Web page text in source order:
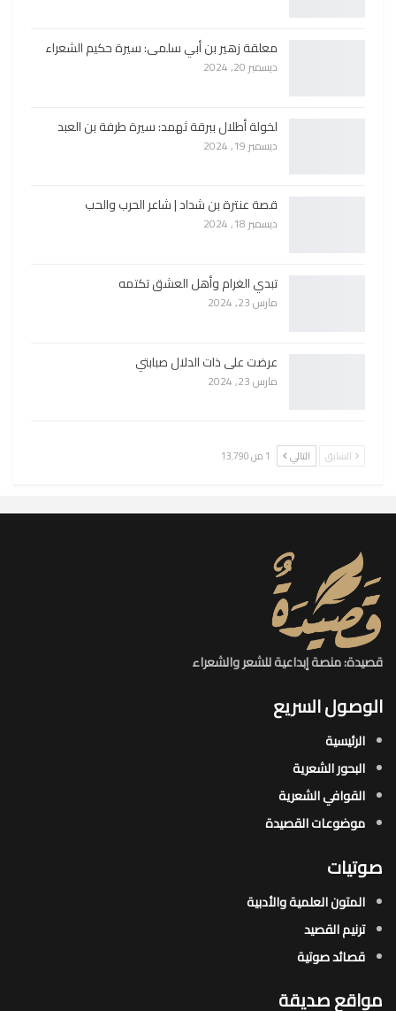
معلقة زهير بن أبي سلمى: سيرة حكيم الشعراء
ديسمبر 20, 2024
لخولة أطلال ببرقة ثهمد: سيرة طرفة بن العبد
ديسمبر 19, 2024
قصة عنترة بن شداد | شاعر الحرب والحب
ديسمبر 18, 2024
تبدي الغرام وأهل العشق تكتمه
مارس 23, 2024
عرضت على ذات الدلال صبابتي
مارس 23, 2024
السابق التالي 1 من 13٬790
قصيدة: منصة إبداعية للشعر والشعراء
الوصول السريع
الرئيسية
البحور الشعرية​
القوافي الشعرية​
موضوعات القصيدة​
صوتيات
المتون العلمية والأدبية
ترنيم القصيد
قصائد صوتية
مواقع صديقة